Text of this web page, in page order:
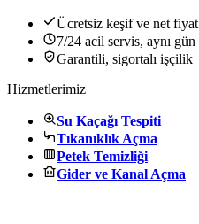
Ücretsiz keşif ve net fiyat
7/24 acil servis, aynı gün
Garantili, sigortalı işçilik
Hizmetlerimiz
Su Kaçağı Tespiti
Tıkanıklık Açma
Petek Temizliği
Gider ve Kanal Açma